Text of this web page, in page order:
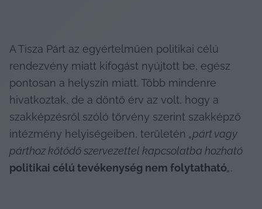
A Tisza Párt az egyértelműen politikai célú
rendezvény miatt kifogást nyújtott be, egész
pontosan a helyszín miatt. Több mindenre
hivatkoztak, de a döntő érv az volt, hogy a
szakképzésről szóló törvény szerint szakképző
intézmény helyiségeiben, területén „párt vagy
politikai célú tevékenység nem folytatható„.